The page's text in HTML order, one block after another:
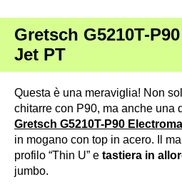
Gretsch G5210T-
Jet PT
Questa è una meraviglia! Non
chitarre con P90, ma anche una
Gretsch G5210T-P90
in mogano con top in acero. Il
profilo “Thin U” e tastiera in
jumbo.